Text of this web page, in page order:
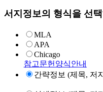
서지정보의 형식을 선
MLA
APA
Chicago
참고문헌양식안내
간략정보 (제목, 저